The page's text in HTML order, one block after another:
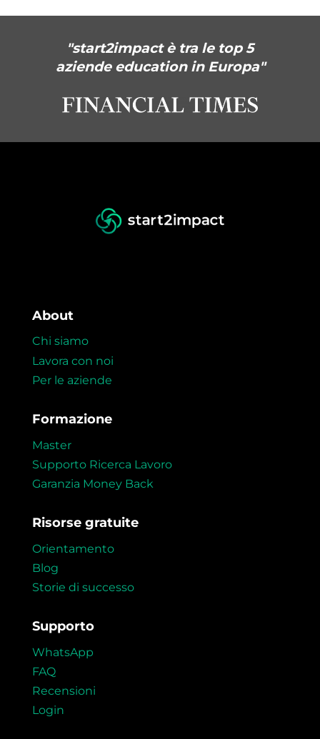
"start2impact è tra le top 5
aziende education in Europa"
About
Chi siamo
Lavora con noi
Per le aziende
Formazione
Master
Supporto Ricerca Lavoro
Garanzia Money Back
Risorse gratuite
Orientamento
Blog
Storie di successo
Supporto
WhatsApp
FAQ
Recensioni
Login